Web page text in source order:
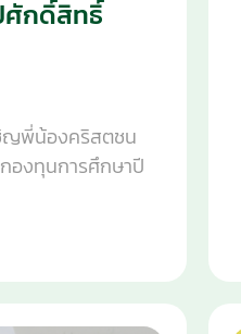
ศักดิ์สิทธิ์
ญพี่น้องคริสตชน
องทุนการศึกษาปี